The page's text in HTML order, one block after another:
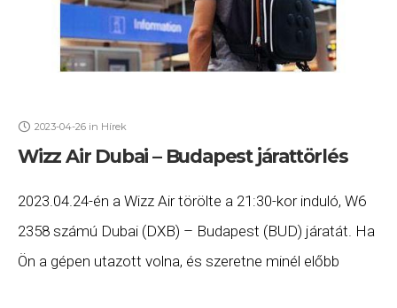
2023-04-26 in Hírek
Wizz Air Dubai – Budapest járattörlés
2023.04.24-én a Wizz Air törölte a 21:30-kor induló, W6
2358 számú Dubai (DXB) – Budapest (BUD) járatát. Ha
Ön a gépen utazott volna, és szeretne minél előbb